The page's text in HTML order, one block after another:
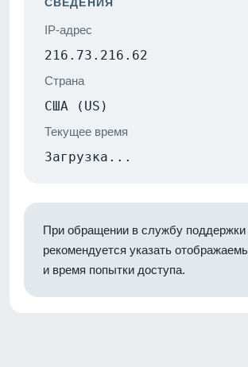
IP-адрес
216.73.216.62
Страна
США (US)
Текущее время
Загрузка...
При обращении в службу поддержки
рекомендуется указать
и время попытки доступа.